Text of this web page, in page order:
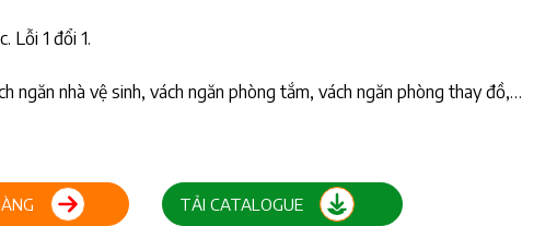
Lỗi 1 đổi 1.
ngăn nhà vệ sinh, vách ngăn phòng tắm, vách ngăn phòng thay đồ,…
TẢI CATALOGUE